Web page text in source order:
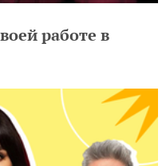
работе в